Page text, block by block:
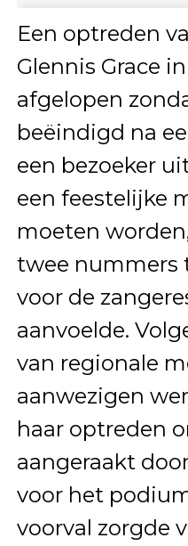
Een optreden
Glennis Grace
afgelopen
beëindigd na
een bezoeker
een feestelijke
moeten
twee nummers
voor de
aanvoelde.
van regionale
aanwezigen
haar optreden
aangeraakt
voor het
voorval zorgde